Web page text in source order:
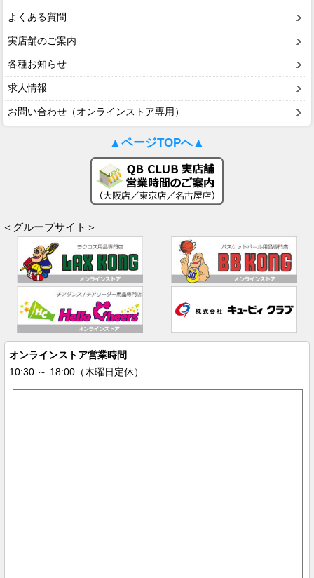
よくある質問
実店舗のご案内
各種お知らせ
求人情報
お問い合わせ（オンラインストア専用）
▲ページTOPへ▲
＜グループサイト＞
オンラインストア営業時間
10:30 ～ 18:00（木曜日定休）